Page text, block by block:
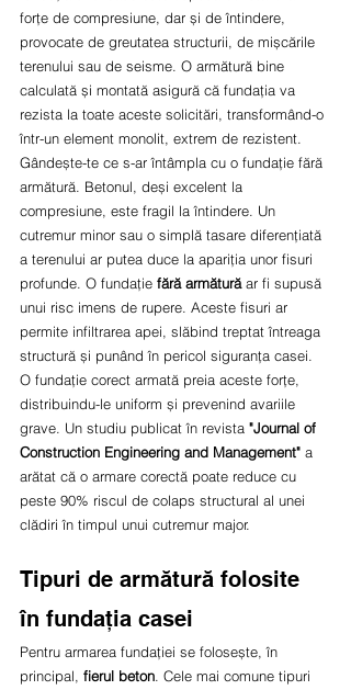
forțe de compresiune, dar și de întindere,
provocate de greutatea structurii, de mișcările
terenului sau de seisme. O armătură bine
calculată și montată asigură că fundația va
rezista la toate aceste solicitări, transformând-o
într-un element monolit, extrem de rezistent.
Gândește-te ce s-ar întâmpla cu o fundație fără
armătură. Betonul, deși excelent la
compresiune, este fragil la întindere. Un
cutremur minor sau o simplă tasare diferențiată
a terenului ar putea duce la apariția unor fisuri
profunde. O fundație fără armătură ar fi supusă
unui risc imens de rupere. Aceste fisuri ar
permite infiltrarea apei, slăbind treptat întreaga
structură și punând în pericol siguranța casei.
O fundație corect armată preia aceste forțe,
distribuindu-le uniform și prevenind avariile
grave. Un studiu publicat în revista "Journal of
Construction Engineering and Management" a
arătat că o armare corectă poate reduce cu
peste 90% riscul de colaps structural al unei
clădiri în timpul unui cutremur major.
Tipuri de armătură folosite
în fundația casei
Pentru armarea fundației se folosește, în
principal, fierul beton. Cele mai comune tipuri